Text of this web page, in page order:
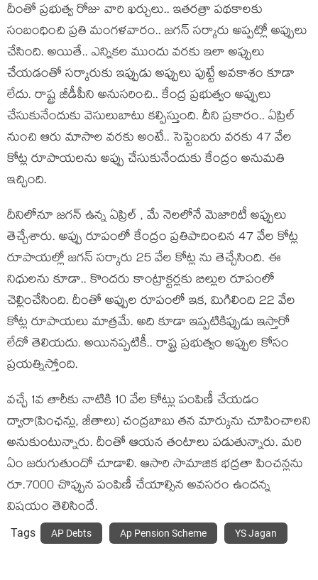
దీంతో ప్ర‌భుత్వ రోజు వారి ఖ‌ర్చులు.. ఇత‌ర‌త్రా ప‌థ‌కాల‌కు
సంబంధించి ప్ర‌తి మంగ‌ళ‌వారం.. జ‌గ‌న్ స‌ర్కారు అప్ప‌ట్లో అప్పులు
చేసింది. అయితే.. ఎన్నిక‌ల ముందు వ‌ర‌కు ఇలా అప్పులు
చేయ‌డంతో స‌ర్కారుకు ఇప్పుడు అప్పులు పుట్టే అవ‌కాశం కూడా
లేదు. రాష్ట్ర జీడీపీని అనుస‌రించి.. కేంద్ర ప్ర‌భుత్వం అప్పులు
చేసుకునేందుకు వెసులుబాటు క‌ల్పిస్తుంది. దీని ప్ర‌కారం.. ఏప్రిల్
నుంచి ఆరు మాసాల వ‌రకు అంటే.. సెప్టెంబ‌రు వ‌ర‌కు 47 వేల
కోట్ల రూపాయ‌ల‌ను అప్పు చేసుకునేందుకు కేంద్రం అనుమ‌తి
ఇచ్చింది.
దీనిలోనూ జ‌గ‌న్ ఉన్న ఏప్రిల్ , మే నెలలోనే మెజారిటీ అప్పులు
తెచ్చేశారు. అప్పు రూపంలో కేంద్రం ప్ర‌తిపాదించిన 47 వేల కోట్ల
రూపాయ‌ల్లో జ‌గ‌న్ స‌ర్కారు 25 వేల కోట్ల ను తెచ్చేసింది. ఈ
నిధుల‌ను కూడా.. కొంద‌రు కాంట్రాక్ట‌ర్ల‌కు బిల్లుల రూపంలో
చెల్లించేసింది. దీంతో అప్పుల రూపంలో ఇక‌, మిగిలింది 22 వేల
కోట్ల రూపాయ‌లు మాత్ర‌మే. అది కూడా ఇప్ప‌టికిప్పుడు ఇస్తారో
లేదో తెలియదు. అయిన‌ప్ప‌టికీ.. రాష్ట్ర ప్ర‌భుత్వం అప్పుల కోసం
ప్ర‌య‌త్నిస్తోంది.
వ‌చ్చే 1వ తారీకు నాటికి 10 వేల కోట్లు పంపిణీ చేయ‌డం
ద్వారా(పింఛ‌న్లు, జీతాలు) చంద్ర‌బాబు తన మార్కును చూపించాల‌ని
అనుకుంటున్నారు. దీంతో ఆయ‌న తంటాలు ప‌డుతున్నారు. మ‌రి
ఏం జ‌రుగుతుందో చూడాలి. ఆసారి సామాజిక భ‌ద్ర‌తా పించ‌న్ల‌ను
రూ.7000 చొప్పున పంపిణీ చేయాల్సిన అవ‌స‌రం ఉంద‌న్న
విష‌యం తెలిసిందే.
Tags AP Debts Ap Pension Scheme YS Jagan